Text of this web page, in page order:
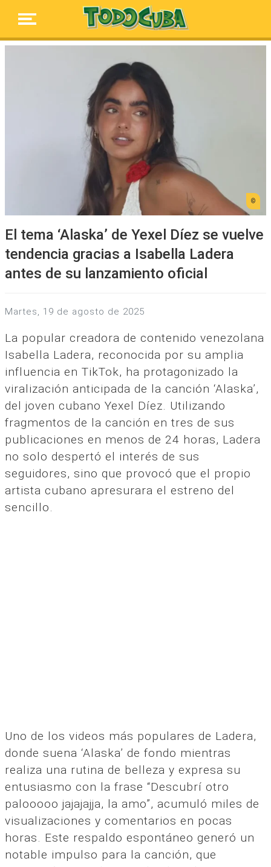
El tema ‘Alaska’ de Yexel Díez se vuelve
tendencia gracias a Isabella Ladera
antes de su lanzamiento oficial
martes, 19 de agosto de 2025
La popular creadora de contenido venezolana
Isabella Ladera, reconocida por su amplia
influencia en TikTok, ha protagonizado la
viralización anticipada de la canción ‘Alaska’,
del joven cubano Yexel Díez. Utilizando
fragmentos de la canción en tres de sus
publicaciones en menos de 24 horas, Ladera
no solo despertó el interés de sus
seguidores, sino que provocó que el propio
artista cubano apresurara el estreno del
sencillo.
Uno de los videos más populares de Ladera,
donde suena ‘Alaska’ de fondo mientras
realiza una rutina de belleza y expresa su
entusiasmo con la frase “Descubrí otro
palooooo jajajajja, la amo”, acumuló miles de
visualizaciones y comentarios en pocas
horas. Este respaldo espontáneo generó un
notable impulso para la canción, que